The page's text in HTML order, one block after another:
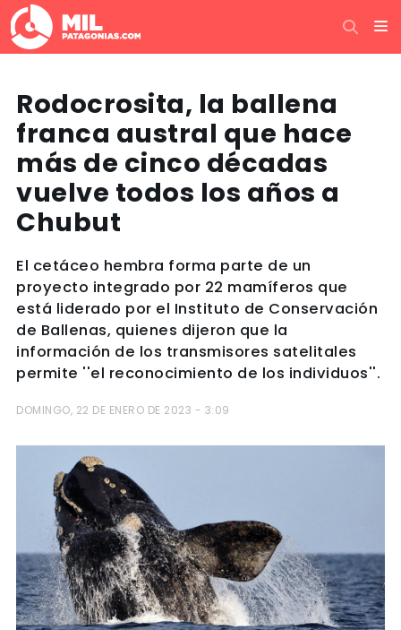
Rodocrosita, la ballena
franca austral que hace
más de cinco décadas
vuelve todos los años a
Chubut
El cetáceo hembra forma parte de un
proyecto integrado por 22 mamíferos que
está liderado por el Instituto de Conservación
de Ballenas, quienes dijeron que la
información de los transmisores satelitales
permite ''el reconocimiento de los individuos''.
DOMINGO, 22 DE ENERO DE 2023 - 3:09